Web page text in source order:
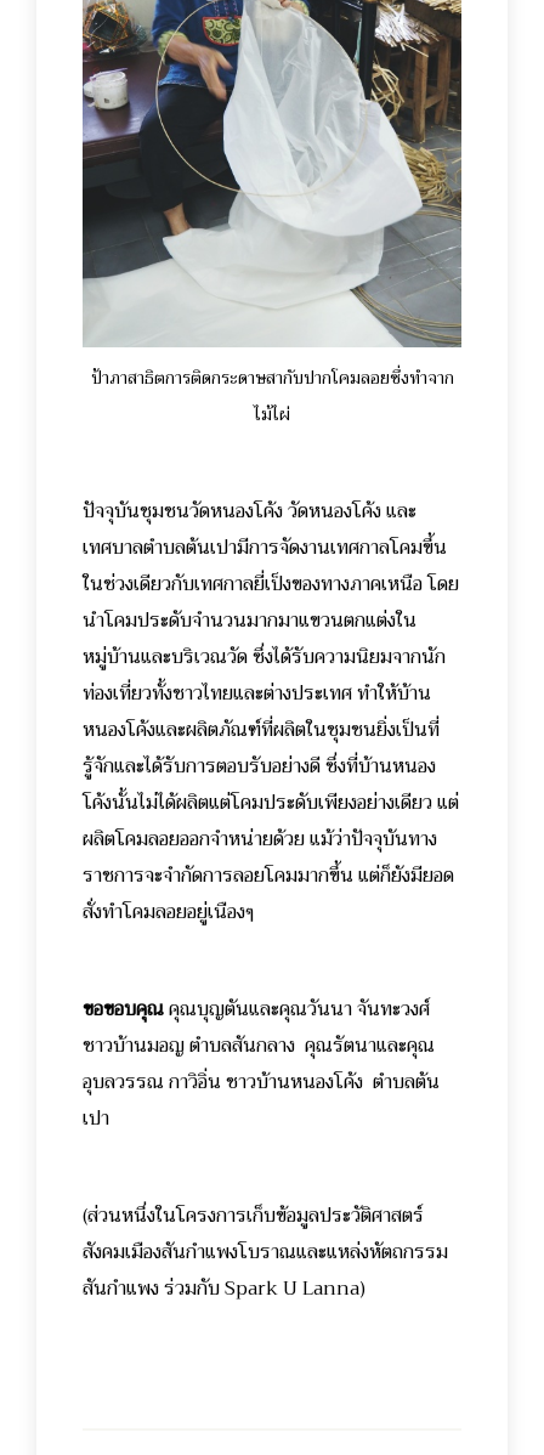
ป้าภาสาธิตการติดกระดาษสากับปากโคมลอยซึ่งทำจาก
ไม้ไผ่
ปัจจุบันชุมชนวัดหนองโค้ง วัดหนองโค้ง และ
เทศบาลตำบลต้นเปามีการจัดงานเทศกาลโคมขึ้น
ในช่วงเดียวกับเทศกาลยี่เป็งของทางภาคเหนือ โดย
นำโคมประดับจำนวนมากมาแขวนตกแต่งใน
หมู่บ้านและบริเวณวัด ซึ่งได้รับความนิยมจากนัก
ท่องเที่ยวทั้งชาวไทยและต่างประเทศ ทำให้บ้าน
หนองโค้งและผลิตภัณฑ์ที่ผลิตในชุมชนยิ่งเป็นที่
รู้จักและได้รับการตอบรับอย่างดี ซึ่งที่บ้านหนอง
โค้งนั้นไม่ได้ผลิตแต่โคมประดับเพียงอย่างเดียว แต่
ผลิตโคมลอยออกจำหน่ายด้วย แม้ว่าปัจจุบันทาง
ราชการจะจำกัดการลอยโคมมากขึ้น แต่ก็ยังมียอด
สั่งทำโคมลอยอยู่เนืองๆ
ขอขอบคุณคุณบุญตันและคุณวันนา จันทะวงศ์
ชาวบ้านมอญ ตำบลสันกลาง คุณรัตนาและคุณ
อุบลวรรณ กาวิอิ่น ชาวบ้านหนองโค้ง ตำบลต้น
เปา
(ส่วนหนึ่งในโครงการเก็บข้อมูลประวัติศาสตร์
สังคมเมืองสันกำแพงโบราณและแหล่งหัตถกรรม
สันกำแพง ร่วมกับ Spark U Lanna)